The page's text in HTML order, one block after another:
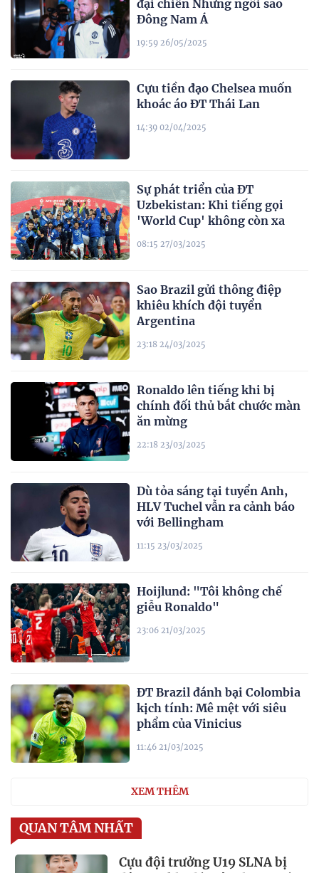
đại chiến Những ngôi sao
Đông Nam Á
19:59 26/05/2025
Cựu tiền đạo Chelsea muốn
khoác áo ĐT Thái Lan
14:39 02/04/2025
Sự phát triển của ĐT
Uzbekistan: Khi tiếng gọi
'World Cup' không còn xa
08:15 27/03/2025
Sao Brazil gửi thông điệp
khiêu khích đội tuyển
Argentina
23:18 24/03/2025
Ronaldo lên tiếng khi bị
chính đối thủ bắt chước màn
ăn mừng
22:18 23/03/2025
Dù tỏa sáng tại tuyển Anh,
HLV Tuchel vẫn ra cảnh báo
với Bellingham
11:15 23/03/2025
Hoijlund: "Tôi không chế
giễu Ronaldo"
23:06 21/03/2025
ĐT Brazil đánh bại Colombia
kịch tính: Mê mệt với siêu
phẩm của Vinicius
11:46 21/03/2025
XEM THÊM
QUAN TÂM NHẤT
Cựu đội trưởng U19 SLNA bị